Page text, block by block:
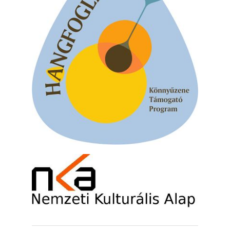
2026. augusztus 03.
Gondolataim - 2026 (XI. évfolyam - 8. rész)
2026. augusztus 02.
A 21. században meghalt magyar jazz
muzsikusok – 109. rész: (Dr.) Borissza Géza
2026. augusztus 02.
Exkluzív interjú Bóna Lászlóval
2026. augusztus 01.
2026-os jazzfesztiválok, amelyekről én is
tudok… 18. rész: Zempléni Fesztivál
(Sátoraljaújhely – 2026. augusztus 13-23.)
2026. augusztus 01.
Jazz-rock albumok 1986-ból - John Scofield
„Still Warm”
2026. augusztus 01.
Ma 40 éves Gyarmati Gábor és 54 éves